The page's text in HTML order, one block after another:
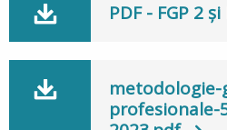
PDF - FGP 2
metodologie-
profesionale-